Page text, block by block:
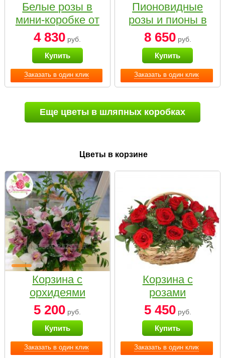
Заказать в один клик
Белые розы в
мини-коробке от
Bella Fiori
4 830 руб.
Купить
Заказать в один клик
Пионовидные
розы и пионы в
белой коробке
Small
8 650руб.
Купить
Еще цветы в шляпных коробках
Цветы в корзине
Заказать в один клик
Корзина с
орхидеями
малая
5 200 руб.
Купить
Заказать в один клик
Корзина с
розами
«Красный
Париж»
5 450руб.
Купить